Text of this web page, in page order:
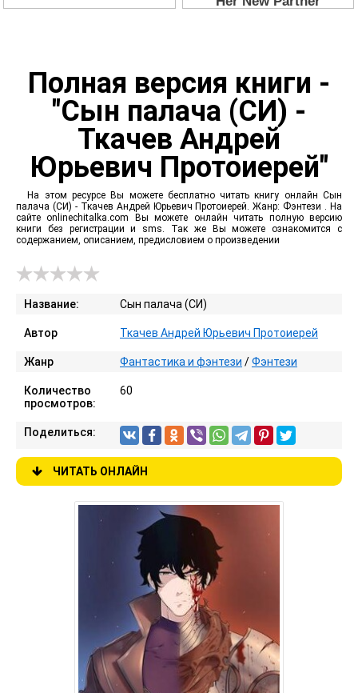
Полная версия книги -
"Сын палача (СИ) -
Ткачев Андрей
Юрьевич Протоиерей"
На этом ресурсе Вы можете бесплатно читать книгу онлайн Сын
палача (СИ) - Ткачев Андрей Юрьевич Протоиерей. Жанр: Фэнтези . На
сайте onlinechitalka.com Вы можете онлайн читать полную версию
книги без регистрации и sms. Так же Вы можете ознакомится с
содержанием, описанием, предисловием о произведении
Название: Сын палача (СИ)
Автор Ткачев Андрей Юрьевич Протоиерей
Жанр Фантастика и фэнтези /Фэнтези
Количество
просмотров:
60
Поделиться:
ЧИТАТЬ ОНЛАЙН